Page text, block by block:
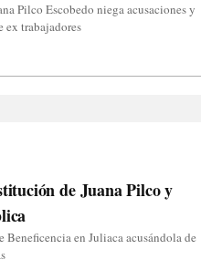
Pilco Escobedo niega acusaciones y
ex trabajadores
de Juana Pilco y
en Juliaca acusándola de